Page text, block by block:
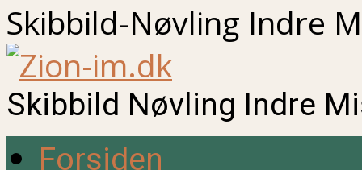
Skibbild-Nøvling Indre
Skibbild Nøvling Indre
Forsiden